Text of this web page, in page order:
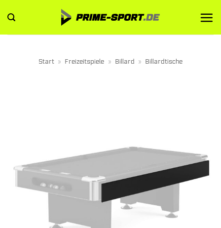
Inhalt
springen
Start » Freizeitspiele » Billard » Billardtische